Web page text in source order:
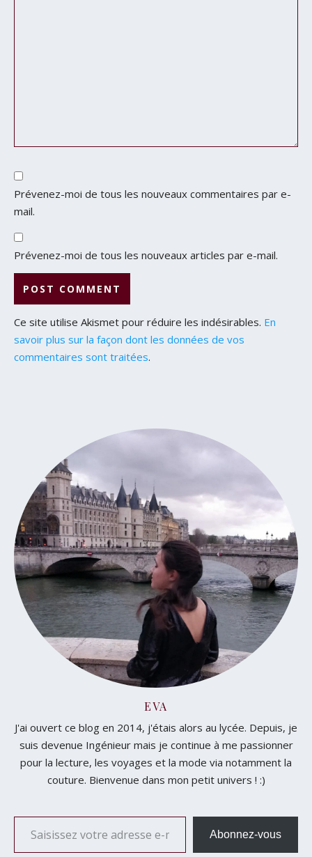
Prévenez-moi de tous les nouveaux commentaires par e-
mail.
Prévenez-moi de tous les nouveaux articles par e-mail.
Ce site utilise Akismet pour réduire les indésirables. En
savoir plus sur la façon dont les données de vos
commentaires sont traitées.
EVA
J'ai ouvert ce blog en 2014, j'étais alors au lycée. Depuis, je
suis devenue Ingénieur mais je continue à me passionner
pour la lecture, les voyages et la mode via notamment la
couture. Bienvenue dans mon petit univers ! :)
Saisissez votre adresse e-mail…
Abonnez-vous